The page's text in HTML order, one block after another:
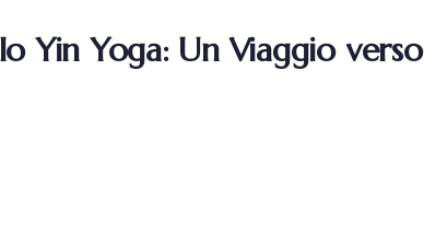
Yin Yoga: Un Viaggio verso